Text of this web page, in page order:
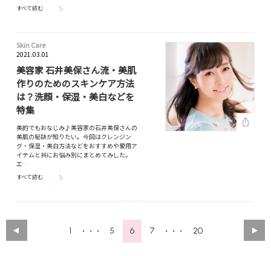
すべて読む
Skin Care
2021.03.01
美容家 石井美保さん流・美肌
作りのためのスキンケア方法
は？洗顔・保湿・美白などを
特集
美的でもおなじみ♪美容家の石井美保さんの
美肌の秘訣が知りたい。今回はクレンジン
グ・保湿・美白方法などをおすすめや愛用ア
イテムと共にお悩み別にまとめてみした。
エ…
すべて読む
1 ・・・ 5 6 7 ・・・ 20